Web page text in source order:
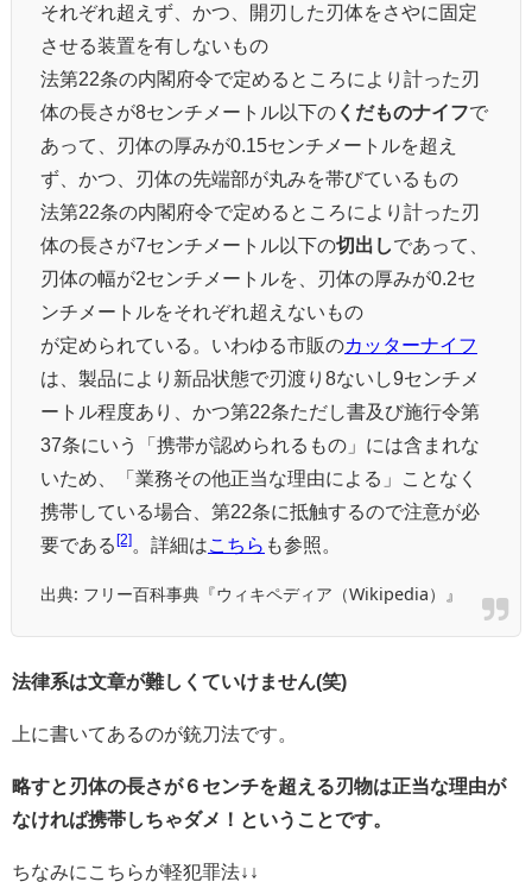
それぞれ超えず、かつ、開刃した刃体をさやに固定
させる装置を有しないもの
法第22条の内閣府令で定めるところにより計った刃
体の長さが8センチメートル以下の くだものナイフで
あって、刃体の厚みが0.15センチメートルを超え
ず、かつ、刃体の先端部が丸みを帯びているもの
法第22条の内閣府令で定めるところにより計った刃
体の長さが7センチメートル以下の切出しであって、
刃体の幅が2センチメートルを、刃体の厚みが0.2セ
ンチメートルをそれぞれ超えないもの
が定められている。いわゆる市販のカッターナイフ
は、製品により新品状態で刃渡り8ないし9センチメ
ートル程度あり、かつ第22条ただし書及び施行令第
37条にいう「携帯が認められるもの」には含まれな
いため、「業務その他正当な理由による」ことなく
携帯している場合、第22条に抵触するので注意が必
要である [2] 。詳細は こちら も参照。
出典: フリー百科事典『ウィキペディア（Wikipedia）』
法律系は文章が難しくていけません(笑)
上に書いてあるのが銃刀法です。
略すと刃体の長さが６センチを超える刃物は正当な理由が
なければ携帯しちゃダメ！ということです。
ちなみにこちらが軽犯罪法↓↓